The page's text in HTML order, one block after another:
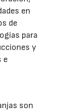
en
de
para
y
e
son